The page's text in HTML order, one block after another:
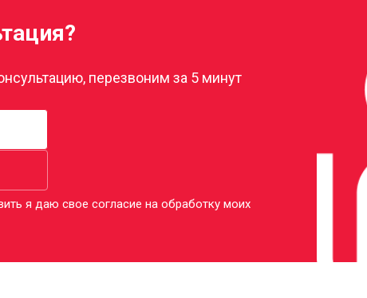
перезвоним за 5 минут
я даю свое согласие на обработку моих